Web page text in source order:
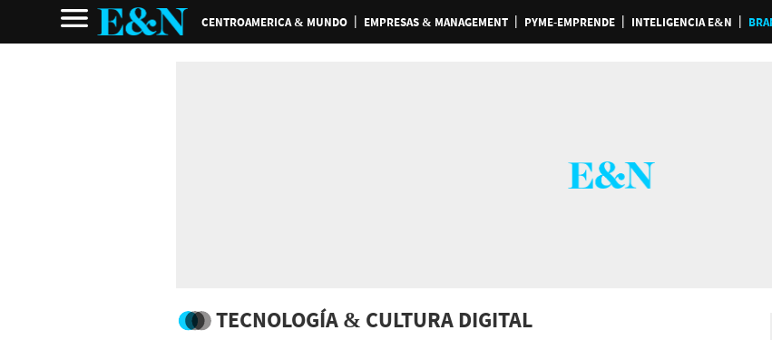
CENTROAMERICA & MUNDO EMPRESAS & MANAGEMENT PYME-EMPRENDE INTELIGENCIA E&N
TECNOLOGÍA & CULTURA DIGITAL